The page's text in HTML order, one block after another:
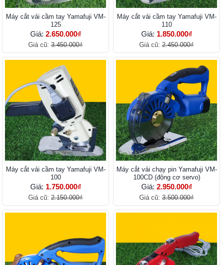
Máy cắt vải cầm tay Yamafuji VM-
125
Giá: 2.650.000₫
Giá cũ: 3.450.000₫
Máy cắt vải cầm tay Yamafuji VM-
110
Giá: 1.850.000₫
Giá cũ: 2.450.000₫
Máy cắt vải cầm tay Yamafuji VM-
100
Giá: 1.750.000₫
Giá cũ: 2.150.000₫
Máy cắt vải chạy pin Yamafuji VM-
100CD (động cơ servo)
Giá: 2.950.000₫
Giá cũ: 3.500.000₫